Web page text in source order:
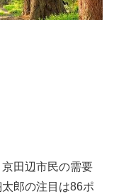
田辺市民の需要
郎の注目は86ポ